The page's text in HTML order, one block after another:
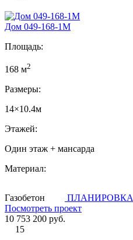
Дом 049-168-1М
Площадь:
168 м2
Размеры:
14×10.4м
Этажей:
Один этаж + мансарда
Материал:
Газобетон
ПЛАНИРОВКА
Посмотреть проект
10 753 200 руб.
15